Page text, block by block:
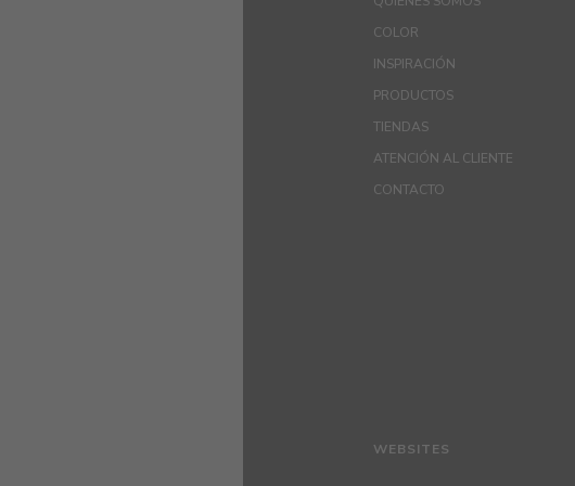
COLOR
INSPIRACIÓN
PRODUCTOS
TIENDAS
ATENCIÓN AL CLIENTE
CONTACTO
WEBSITES